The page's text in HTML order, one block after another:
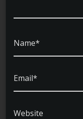
Name*
Email*
Website